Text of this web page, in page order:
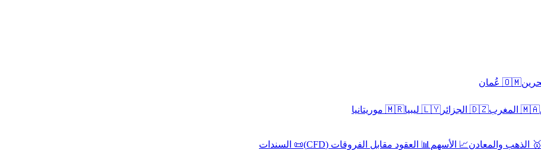
🇴🇲 عُمان
🇲🇦 المغرب 🇩🇿 الجزائر 🇱🇾 ليبيا
🇲🇷 موريتانيا
🥇 الذهب والمعادن📈 الأسهم 📊 العقود مقابل الفروقات (CFD)
📜 السندات